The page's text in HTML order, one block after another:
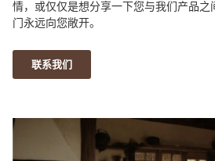
情，或仅仅是想分享一下您与我们产品
门永远向您敞开。
联系我们